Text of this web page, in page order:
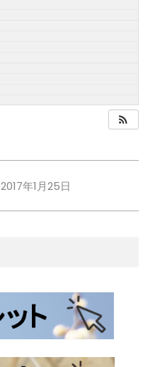
2017年1月25日